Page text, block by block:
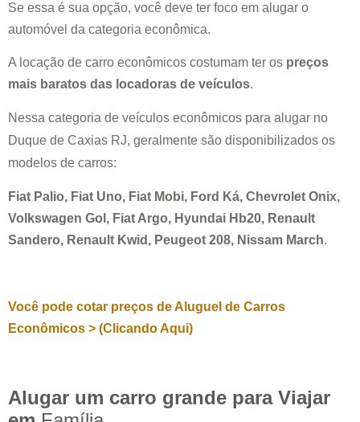
Se essa é sua opção, você deve ter foco em alugar o
automóvel da categoria econômica.
A locação de carro econômicos costumam ter os preços
mais baratos das locadoras de veículos.
Nessa categoria de veículos econômicos para alugar no
Duque de Caxias RJ, geralmente são disponibilizados os
modelos de carros:
Fiat Palio, Fiat Uno, Fiat Mobi, Ford Ká, Chevrolet Onix,
Volkswagen Gol, Fiat Argo, Hyundai Hb20, Renault
Sandero, Renault Kwid, Peugeot 208, Nissam March.
Você pode cotar preços de Aluguel de Carros
Econômicos > (Clicando Aqui)
Alugar um carro grande para Viajar